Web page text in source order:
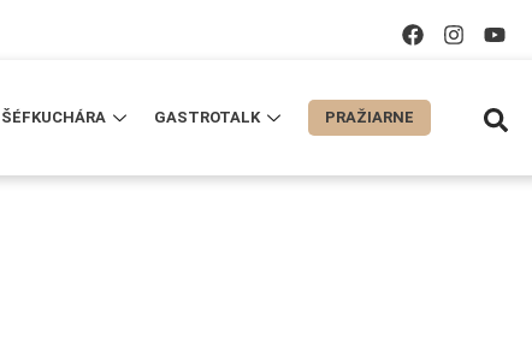
GASTROTALK PRAŽIARNE